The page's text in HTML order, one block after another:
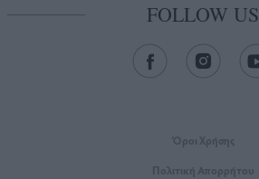
FOLLOW US
Όροι Xρήσης
Πολιτική Απορρήτου